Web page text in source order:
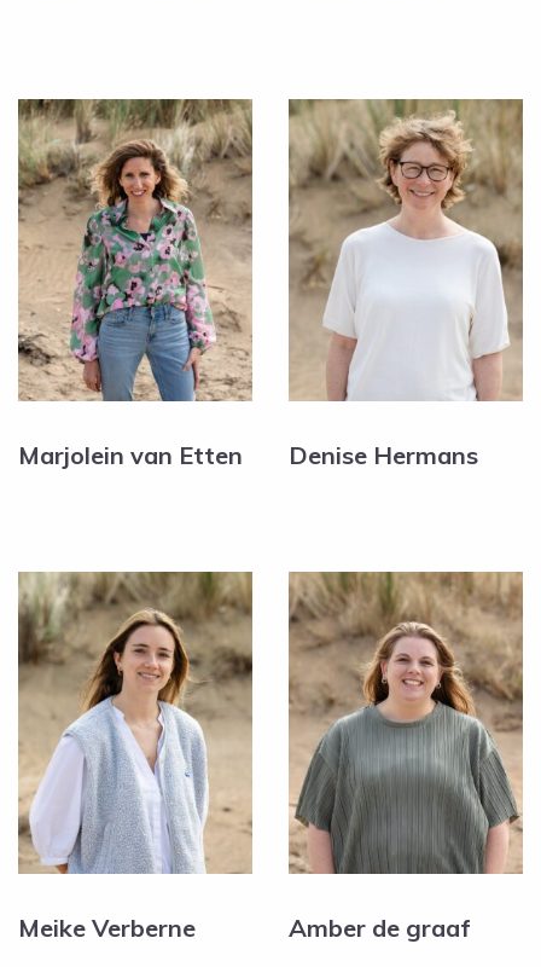
Marjolein van Etten Denise Hermans
Meike Verberne Amber de graaf